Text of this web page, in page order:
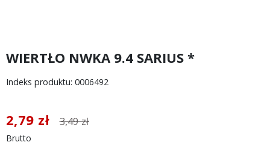
WIERTŁO NWKA 9.4 SARIUS *
Indeks produktu: 0006492
2,79 zł 3,49 zł
Brutto